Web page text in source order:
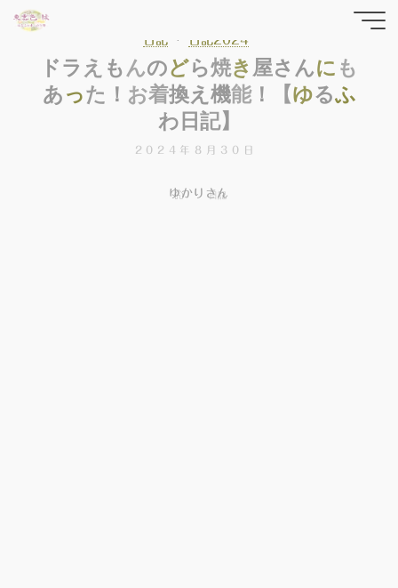
縁の
yrfwch
日記 日記2024
ドラ ええもんのどら焼き 屋屋
さ んにも
あ
あ った ！！お着換え 機能！ 【ゆるるふ
わ日記】
】
2024年8月30日
ゆかりさん
ホ
日記